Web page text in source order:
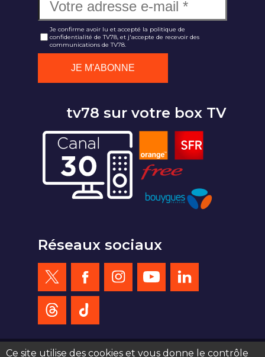
Je confirme avoir lu et accepté la politique de
confidentialité de TV78, et j'accepte de recevoir des
communications de TV78.
tv78 sur votre box TV
Réseaux sociaux
Ce site utilise des cookies et vous donne le contrôle